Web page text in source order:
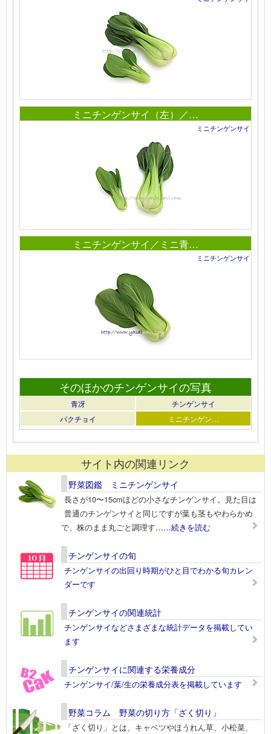
ミニチンゲンサイ（左）／…
ミニチンゲンサイ
ミニチンゲンサイ／ミニ青…
ミニチンゲンサイ
そのほかのチンゲンサイの写真
青冴
チンゲンサイ
パクチョイ
ミニチンゲン…
サイト内の関連リンク
野菜図鑑 ミニチンゲンサイ
長さが10〜15cmほどの小さなチンゲンサイ。見た目は
普通のチンゲンサイと同じですが葉も茎もやわらかめ
で、株のまま丸ごと調理す……続きを読む
チンゲンサイの旬
チンゲンサイの出回り時期がひと目でわかる旬カレン
ダーです
チンゲンサイの関連統計
チンゲンサイなどさまざまな統計データを掲載してい
ます
チンゲンサイに関連する栄養成分
チンゲンサイ/葉/生の栄養成分表を掲載しています
野菜コラム 野菜の切り方「ざく切り」
「ざく切り」とは、キャベツやほうれん草、小松菜、